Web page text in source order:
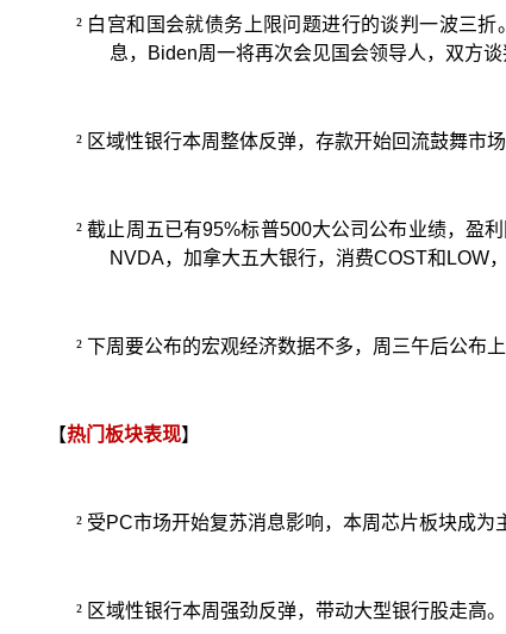
² 白宫和国会就债务上限问题进行的谈判一波三
息，
Biden周一将再次会见国会领导人，双方
² 区域性银行本周整体反弹，存款开始回流鼓舞市场
²截止周五已有95%标普500大公司公布业绩，盈
NVDA，加拿大五大银行，消费COST和 LOW
² 下周要公布的宏观经济数据不多，周三午后公布
【热门板块表现】
² 受PC市场开始复苏消息影响，本周芯片板块成为
² 区域性银行本周强劲反弹，带动大型银行股走高